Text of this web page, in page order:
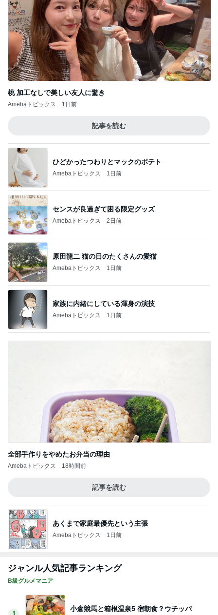
桃 加工なしで美しい友人に驚き
Amebaトピックス 1日前
記事を読む
ひどかったつわりとマックのポテト
Amebaトピックス 1日前
センスが良過ぎて困る限定グッズ
Amebaトピックス 2日前
原田龍二 猫の日のたくさんの愛猫
Amebaトピックス 1日前
家族に内緒にしている渾身の演技
Amebaトピックス 1日前
全部手作りをやめたお弁当の理由
Amebaトピックス 18時間前
記事を読む
あくまで家庭最優先という主張
Amebaトピックス 1日前
ジャンル人気記事ランキング
B級グルメマニア
小倉競馬と箱根温泉5 宿朝食？ウチッパ